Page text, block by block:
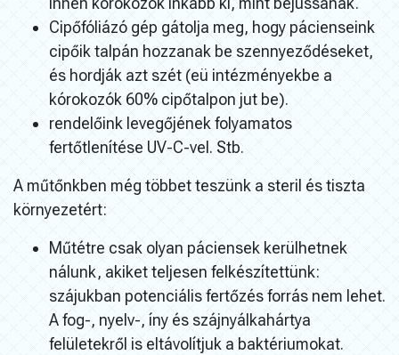
Cipőfóliázó gép gátolja meg, hogy pácienseink
cipőik talpán hozzanak be szennyeződéseket,
és hordják azt szét (eü intézményekbe a
kórokozók 60% cipőtalpon jut be).
rendelőink levegőjének folyamatos
fertőtlenítése UV-C-vel. Stb.
A műtőnkben még többet teszünk a steril és tiszta
környezetért:
Műtétre csak olyan páciensek kerülhetnek
nálunk, akiket teljesen felkészítettünk:
szájukban potenciális fertőzés forrás nem lehet.
A fog-, nyelv-, íny és szájnyálkahártya
felületekről is eltávolítjuk a baktériumokat.